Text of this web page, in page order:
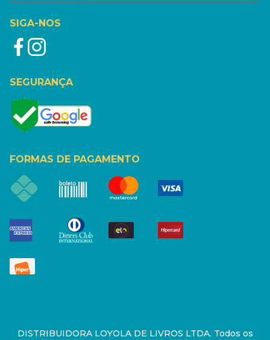
SIGA-NOS
SEGURANÇA
FORMAS DE PAGAMENTO
DISTRIBUIDORA LOYOLA DE LIVROS LTDA. Todos os